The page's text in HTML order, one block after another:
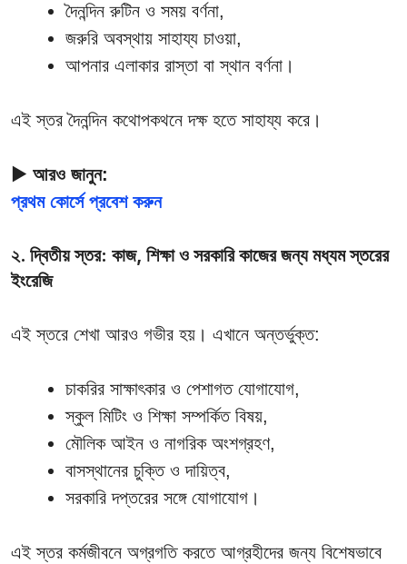
দৈনন্দিন রুটিন ও সময় বর্ণনা,
জরুরি অবস্থায় সাহায্য চাওয়া,
আপনার এলাকার রাস্তা বা স্থান বর্ণনা।
এই স্তর দৈনন্দিন কথোপকথনে দক্ষ হতে সাহায্য করে।
▶ আরও জানুন:
প্রথম কোর্সে প্রবেশ করুন
২. দ্বিতীয় স্তর: কাজ, শিক্ষা ও সরকারি কাজের জন্য মধ্যম স্তরের
ইংরেজি
এই স্তরে শেখা আরও গভীর হয়। এখানে অন্তর্ভুক্ত:
চাকরির সাক্ষাৎকার ও পেশাগত যোগাযোগ,
স্কুল মিটিং ও শিক্ষা সম্পর্কিত বিষয়,
মৌলিক আইন ও নাগরিক অংশগ্রহণ,
বাসস্থানের চুক্তি ও দায়িত্ব,
সরকারি দপ্তরের সঙ্গে যোগাযোগ।
এই স্তর কর্মজীবনে অগ্রগতি করতে আগ্রহীদের জন্য বিশেষভাবে